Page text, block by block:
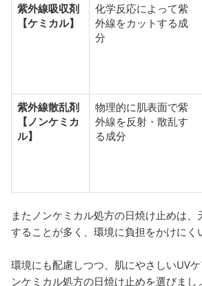
紫外線吸収剤
【ケミカル】
化学反応によって紫
外線をカットする成
分
紫外線散乱剤
【ノンケミカ
ル】
物理的に肌表面で紫
外線を反射・散乱す
る成分
またノンケミカル処方の日焼け止めは、
することが多く、環境に負担をかけにく
環境にも配慮しつつ、肌にやさしいUV
ンケミカル処方の日焼け止めを選びまし